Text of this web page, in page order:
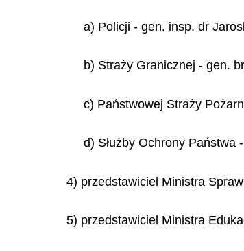
a) Policji - gen. insp. dr
b) Straży Granicznej - gen.
c) Państwowej Straży
d) Służby Ochrony Państwa
4) przedstawiciel Ministra
5) przedstawiciel Ministra